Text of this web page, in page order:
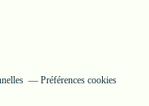
Préférences cookies